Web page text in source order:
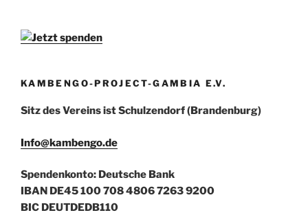
KAMBENGO-PROJECT-GAMBIA E.V.
Sitz des Vereins ist Schulzendorf (Brandenburg)
Info@kambengo.de
Spendenkonto: Deutsche Bank
IBAN DE45 100 708 4806 7263 9200
BIC DEUTDEDB110